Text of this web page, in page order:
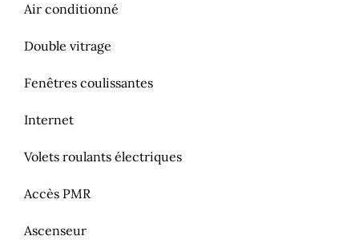
Air conditionné
Double vitrage
Fenêtres coulissantes
Internet
Volets roulants électriques
Accès PMR
Ascenseur